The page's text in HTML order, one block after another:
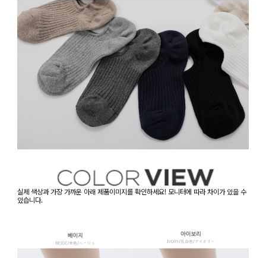
실제 색상과 가장 가까운 아래 제품이미지를 확인하세요! 모니터에 따라 차이가 있을 수
있습니다.